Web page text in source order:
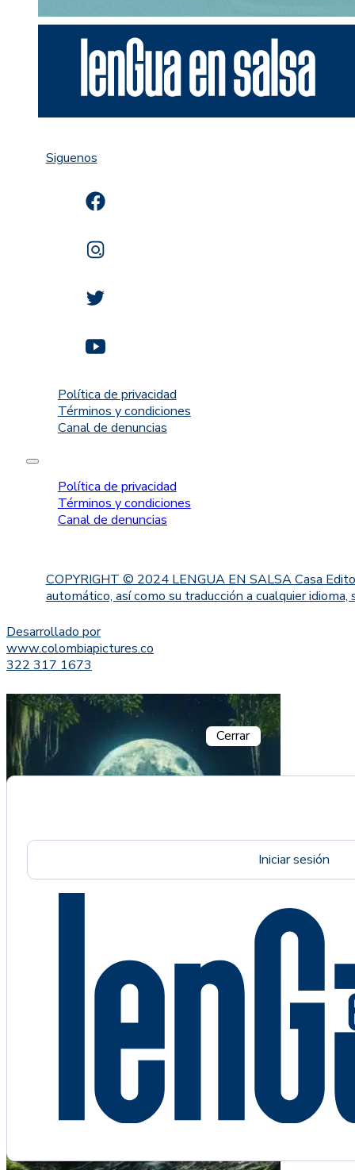
Siguenos
Política de privacidad
Términos y condiciones
Canal de denuncias
Política de privacidad
Términos y condiciones
Canal de denuncias
COPYRIGHT © 2024 LENGUA EN SALSA Casa
automático, así como su traducción a cualquier
Desarrollado por
www.colombiapictures.co
322 317 1673
Cerrar
Iniciar sesión